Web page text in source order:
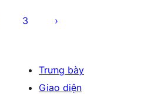
3
Trưng bày
Giao diện